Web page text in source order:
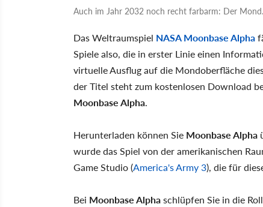
Auch im Jahr 2032 noch recht farbarm: Der Mond.
Das Weltraumspiel NASA Moonbase Alpha
Spiele also, die in erster Linie einen
virtuelle Ausflug auf die Mondoberfläche
der Titel steht zum kostenlosen Download
Moonbase Alpha.
Herunterladen können Sie Moonbase Alpha
wurde das Spiel von der amerikanischen
Game Studio (America's Army 3), die für
Bei Moonbase Alphaschlüpfen Sie in die